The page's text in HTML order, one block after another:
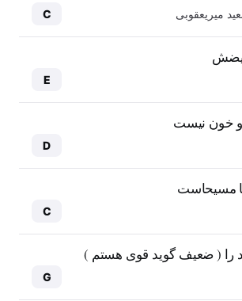
میریعقوبی C
E
و خون نیست
D
مسیحاست
C
را ( ضعیف گوید قوی هستم )
G